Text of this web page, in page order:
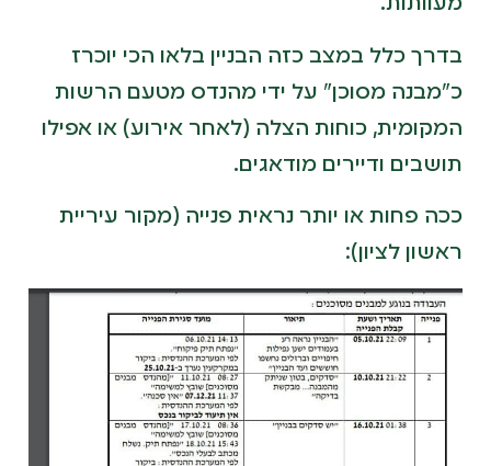
בדרך כלל במצב כזה הבניין בלאו הכי יוכרז
כ"מבנה מסוכן" על ידי מהנדס מטעם הרשות
המקומית, כוחות הצלה (לאחר אירוע) או אפילו
תושבים ודיירים מודאגים.
ככה פחות או יותר נראית פנייה (מקור עיריית
ראשון לציון):